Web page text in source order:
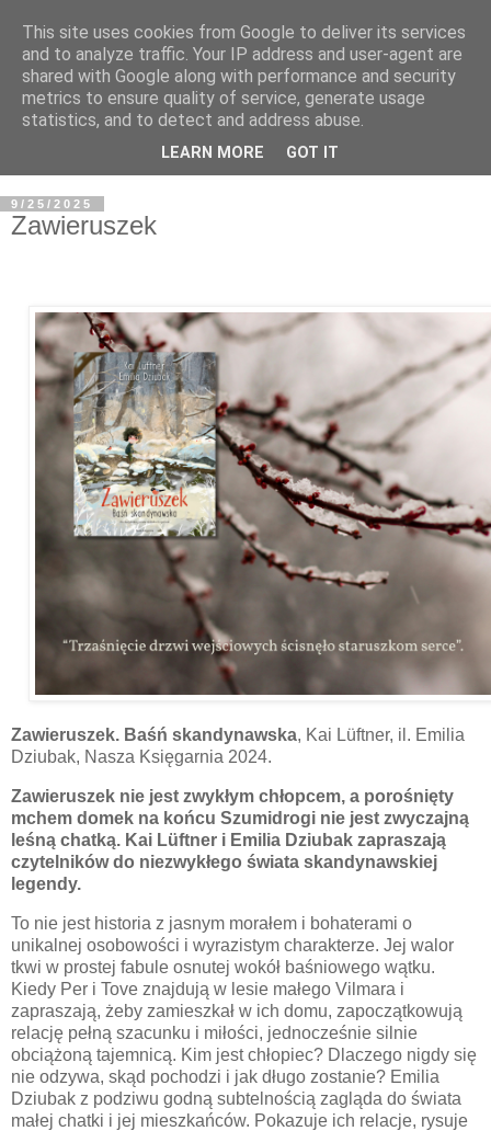
9/25/2025
Zawieruszek
Zawieruszek. Baśń skandynawska, Kai Lüftner, il. Emilia
Dziubak, Nasza Księgarnia 2024.
Zawieruszek nie jest zwykłym chłopcem, a porośnięty
mchem domek na końcu Szumidrogi nie jest zwyczajną
leśną chatką. Kai Lüftner i Emilia Dziubak zapraszają
czytelników do niezwykłego świata skandynawskiej
legendy.
To nie jest historia z jasnym morałem i bohaterami o
unikalnej osobowości i wyrazistym charakterze. Jej walor
tkwi w prostej fabule osnutej wokół baśniowego wątku.
Kiedy Per i Tove znajdują w lesie małego Vilmara i
zapraszają, żeby zamieszkał w ich domu, zapoczątkowują
relację pełną szacunku i miłości, jednocześnie silnie
obciążoną tajemnicą. Kim jest chłopiec? Dlaczego nigdy się
nie odzywa, skąd pochodzi i jak długo zostanie? Emilia
Dziubak z podziwu godną subtelnością zagląda do świata
małej chatki i jej mieszkańców. Pokazuje ich relacje, rysuje
This site uses cookies from Google to deliver its services
and to analyze traffic. Your IP address and user-agent are
shared with Google along with performance and security
metrics to ensure quality of service, generate usage
statistics, and to detect and address abuse.
LEARN MORE GOT IT